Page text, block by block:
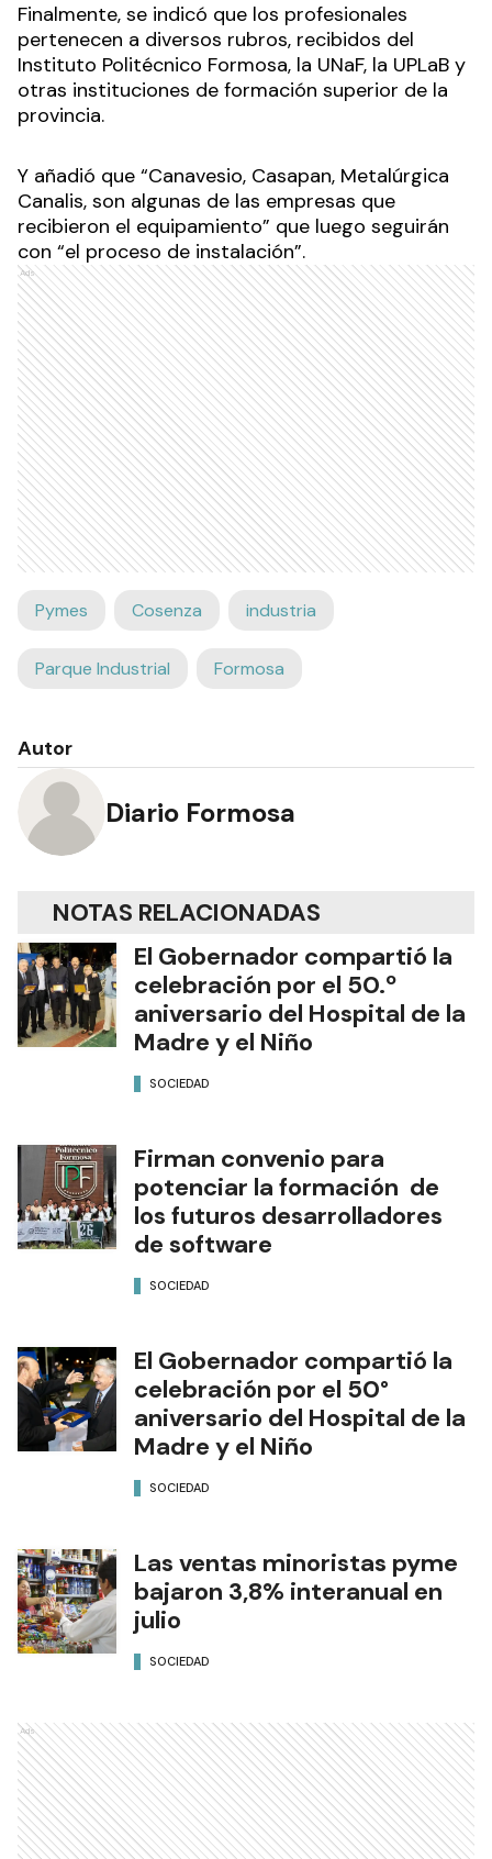
Finalmente, se indicó que los profesionales
pertenecen a diversos rubros, recibidos del
Instituto Politécnico Formosa, la UNaF, la UPLaB y
otras instituciones de formación superior de la
provincia.
Y añadió que “Canavesio, Casapan, Metalúrgica
Canalis, son algunas de las empresas que
recibieron el equipamiento” que luego seguirán
con “el proceso de instalación”.
Ads
Pymes Cosenza industria
Parque Industrial Formosa
Autor
Diario Formosa
NOTAS RELACIONADAS
El Gobernador compartió la
celebración por el 50.º
aniversario del Hospital de la
Madre y el Niño
SOCIEDAD
Firman convenio para
potenciar la formación de
los futuros desarrolladores
de software
SOCIEDAD
El Gobernador compartió la
celebración por el 50°
aniversario del Hospital de la
Madre y el Niño
SOCIEDAD
Las ventas minoristas pyme
bajaron 3,8% interanual en
julio
SOCIEDAD
Ads